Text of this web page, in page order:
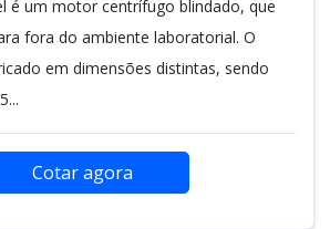
é um motor centrífugo blindado, que
fora do ambiente laboratorial. O
em dimensões distintas, sendo
Cotar agora